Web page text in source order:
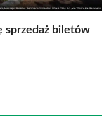
sprzedaż biletów